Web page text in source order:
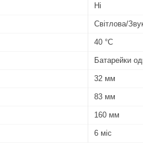
Ні
Світлова/
40 °С
Батарейки
32 мм
83 мм
160 мм
6 міс